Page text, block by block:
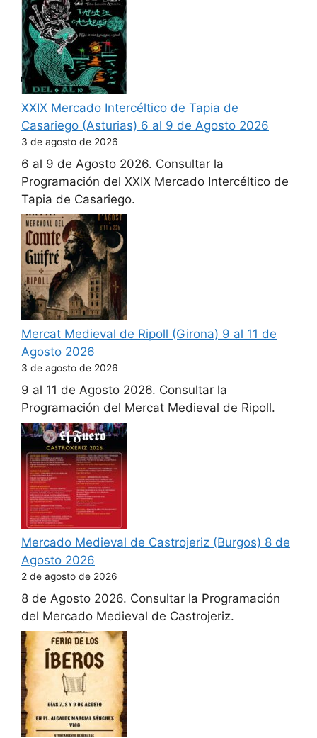
XXIX Mercado Intercéltico de Tapia de
Casariego (Asturias) 6 al 9 de Agosto 2026
3 de agosto de 2026
6 al 9 de Agosto 2026. Consultar la
Programación del XXIX Mercado Intercéltico de
Tapia de Casariego.
Mercat Medieval de Ripoll (Girona) 9 al 11 de
Agosto 2026
3 de agosto de 2026
9 al 11 de Agosto 2026. Consultar la
Programación del Mercat Medieval de Ripoll.
Mercado Medieval de Castrojeriz (Burgos) 8 de
Agosto 2026
2 de agosto de 2026
8 de Agosto 2026. Consultar la Programación
del Mercado Medieval de Castrojeriz.